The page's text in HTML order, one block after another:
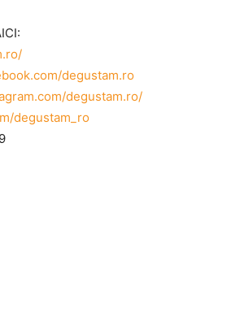
degustam.ro
degustam.ro/
degustam_ro